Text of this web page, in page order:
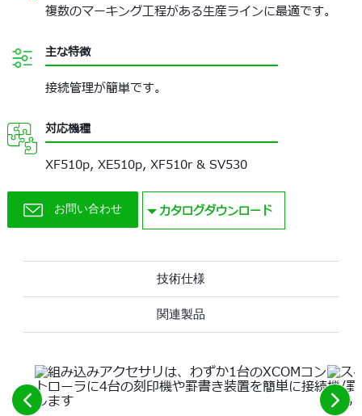
複数のマーキング工程がある生産ラインに最適です。
主な特徴
接続管理が簡単です。
対応機種
XF510p, XE510p, XF510r & SV530
お問い合わせ カタログダウンロード
技術仕様
関連製品
前
次